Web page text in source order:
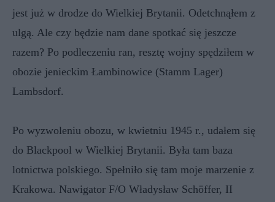
jest już w drodze do Wielkiej Brytanii. Odetchnąłem z
ulgą. Ale czy będzie nam dane spotkać się jeszcze
razem? Po podleczeniu ran, resztę wojny spędziłem w
obozie jenieckim Łambinowice (Stamm Lager)
Lambsdorf.
Po wyzwoleniu obozu, w kwietniu 1945 r., udałem się
do Blackpool w Wielkiej Brytanii. Była tam baza
lotnictwa polskiego. Spełniło się tam moje marzenie z
Krakowa. Nawigator F/O Władysław Schöffer, II